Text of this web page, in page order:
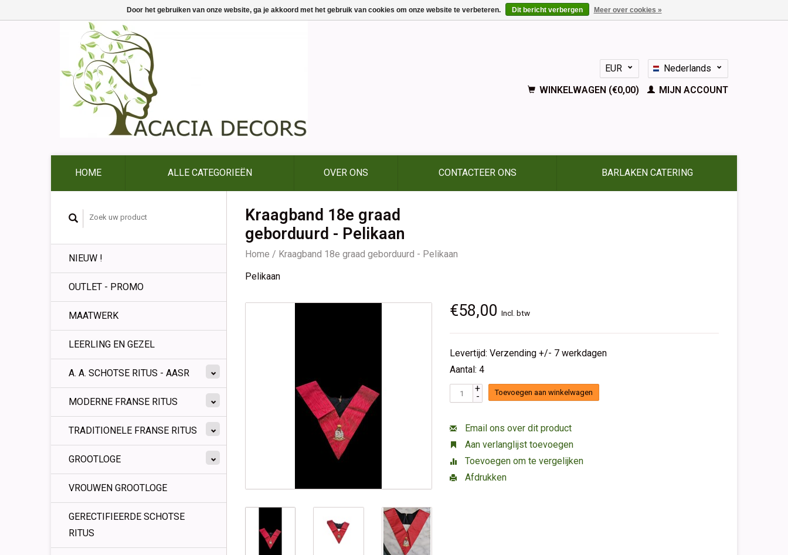
EUR
GBP
Nederlands
Deutsch
English
WINKELWAGEN (€0,00) MIJN ACCOUNT
HOME ALLE CATEGORIEËN OVER ONS CONTACTEER ONS BARLAKEN CATERING
NIEUW !
OUTLET - PROMO
MAATWERK
LEERLING EN GEZEL
A. A. SCHOTSE RITUS - AASR
MODERNE FRANSE RITUS
TRADITIONELE FRANSE RITUS
GROOTLOGE
VROUWEN GROOTLOGE
GERECTIFIEERDE SCHOTSE
RITUS
Kraagband 18e graad
geborduurd - Pelikaan
Home / Kraagband 18e graad geborduurd - Pelikaan
Pelikaan
€58,00Incl. btw
Levertijd: Verzending +/- 7 werkdagen
Aantal: 4
+
- Toevoegen aan winkelwagen
Email ons over dit product
Aan verlanglijst toevoegen
Toevoegen om te vergelijken
Afdrukken
Door het gebruiken van onze website, ga je akkoord met het gebruik van cookies om onze website te verbeteren. Dit bericht verbergen Meer over cookies »